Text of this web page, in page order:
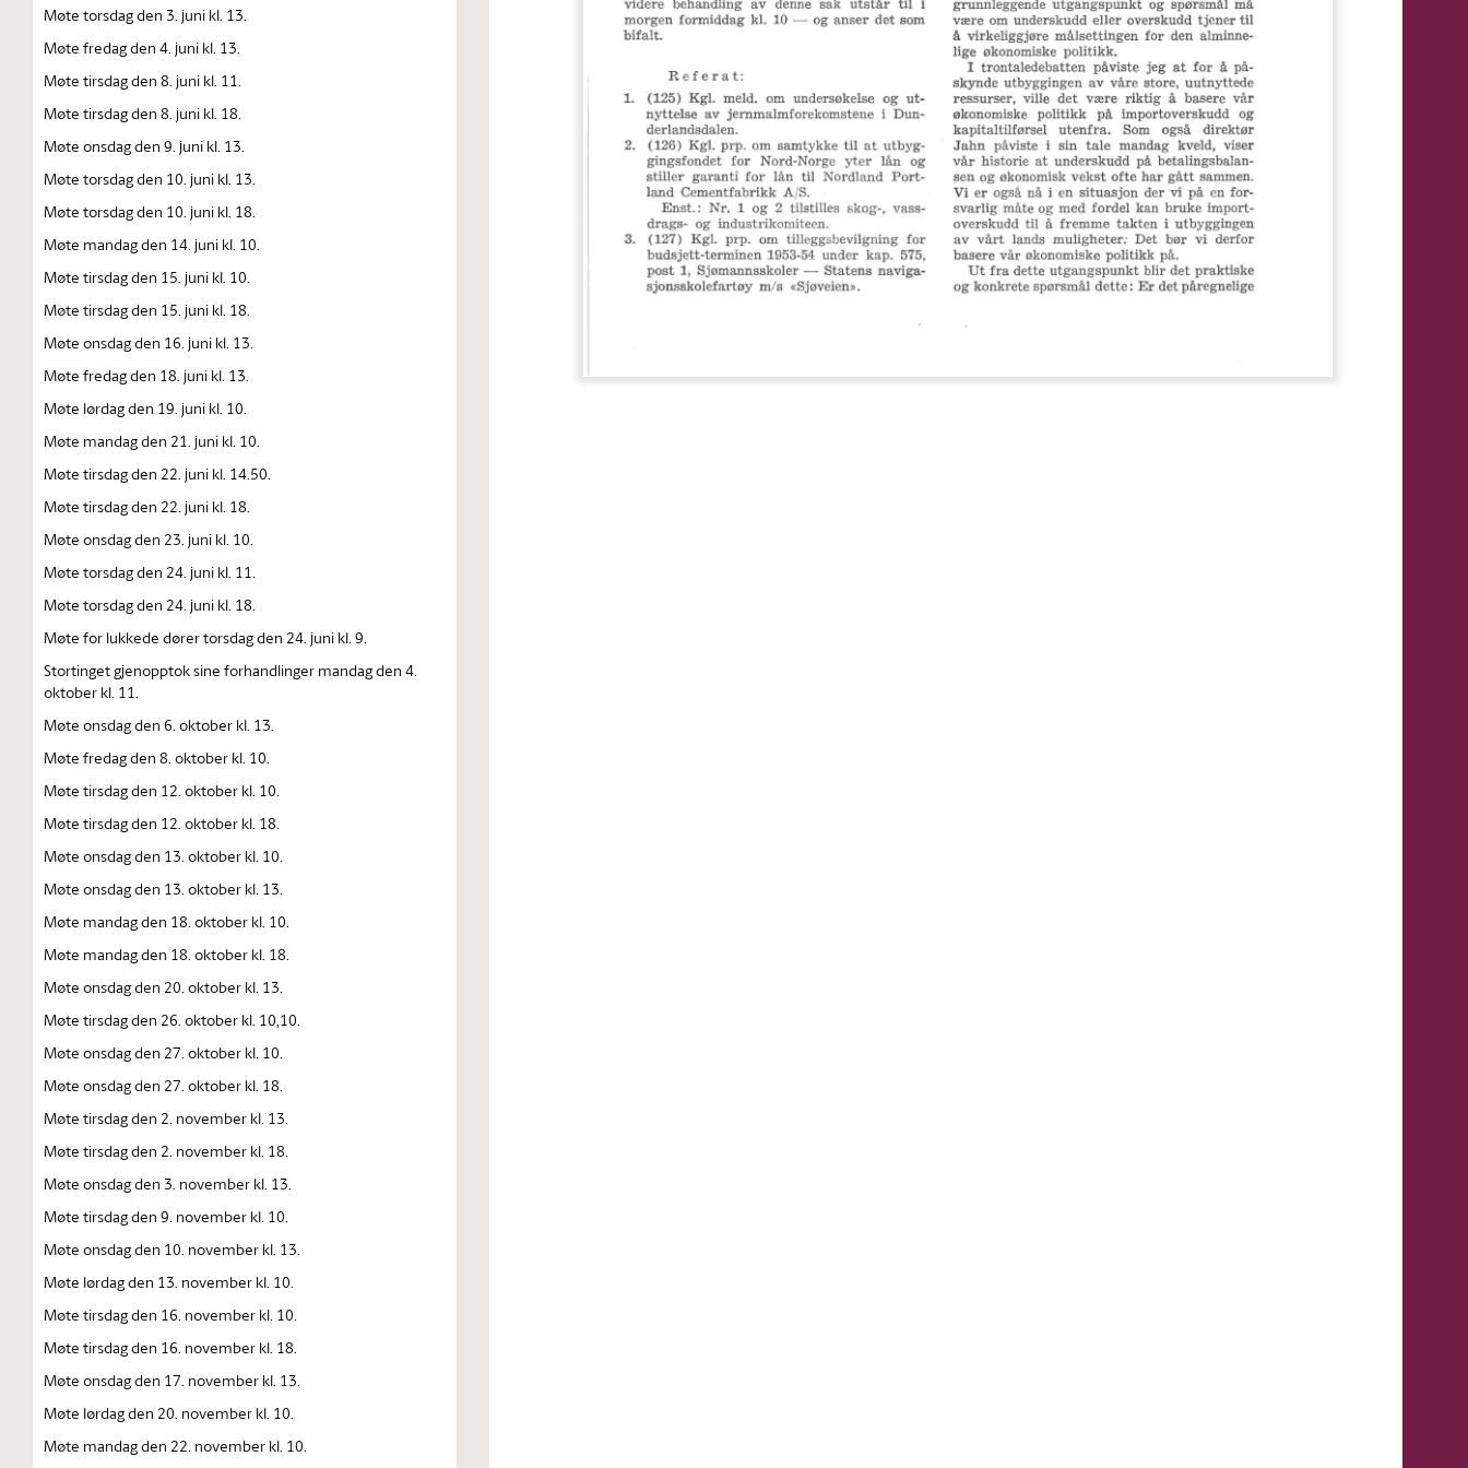
Møte torsdag den 3. juni kl. 13.
Møte fredag den 4. juni kl. 13.
Møte tirsdag den 8. juni kl. 11.
Møte tirsdag den 8. juni kl. 18.
Møte onsdag den 9. juni kl. 13.
Møte torsdag den 10. juni kl. 13.
Møte torsdag den 10. juni kl. 18.
Møte mandag den 14. juni kl. 10.
Møte tirsdag den 15. juni kl. 10.
Møte tirsdag den 15. juni kl. 18.
Møte onsdag den 16. juni kl. 13.
Møte fredag den 18. juni kl. 13.
Møte lørdag den 19. juni kl. 10.
Møte mandag den 21. juni kl. 10.
Møte tirsdag den 22. juni kl. 14.50.
Møte tirsdag den 22. juni kl. 18.
Møte onsdag den 23. juni kl. 10.
Møte torsdag den 24. juni kl. 11.
Møte torsdag den 24. juni kl. 18.
Møte for lukkede dører torsdag den 24. juni kl. 9.
Stortinget gjenopptok sine forhandlinger mandag den 4.
oktober kl. 11.
Møte onsdag den 6. oktober kl. 13.
Møte fredag den 8. oktober kl. 10.
Møte tirsdag den 12. oktober kl. 10.
Møte tirsdag den 12. oktober kl. 18.
Møte onsdag den 13. oktober kl. 10.
Møte onsdag den 13. oktober kl. 13.
Møte mandag den 18. oktober kl. 10.
Møte mandag den 18. oktober kl. 18.
Møte onsdag den 20. oktober kl. 13.
Møte tirsdag den 26. oktober kl. 10,10.
Møte onsdag den 27. oktober kl. 10.
Møte onsdag den 27. oktober kl. 18.
Møte tirsdag den 2. november kl. 13.
Møte tirsdag den 2. november kl. 18.
Møte onsdag den 3. november kl. 13.
Møte tirsdag den 9. november kl. 10.
Møte onsdag den 10. november kl. 13.
Møte lørdag den 13. november kl. 10.
Møte tirsdag den 16. november kl. 10.
Møte tirsdag den 16. november kl. 18.
Møte onsdag den 17. november kl. 13.
Møte lørdag den 20. november kl. 10.
Møte mandag den 22. november kl. 10.